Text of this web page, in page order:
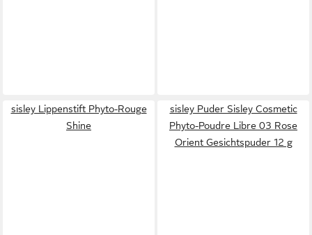
sisley Lippenstift Phyto-Rouge
Shine
sisley Puder Sisley Cosmetic
Phyto-Poudre Libre 03 Rose
Orient Gesichtspuder 12 g